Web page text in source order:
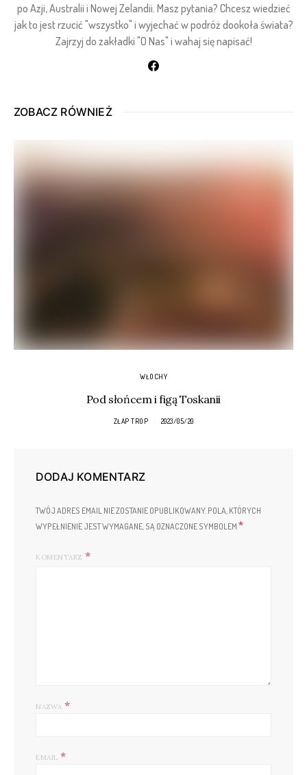
po Azji, Australii i Nowej Zelandii. Masz pytania? Chcesz wiedzieć
jak to jest rzucić "wszystko" i wyjechać w podróż dookoła świata?
Zajrzyj do zakładki "O Nas" i wahaj się napisać!
ZOBACZ RÓWNIEŻ
WŁOCHY
Pod słońcem i figą Toskanii
ZŁAP TROP 2023/05/20
DODAJ KOMENTARZ
TWÓJ ADRES EMAIL NIE ZOSTANIE OPUBLIKOWANY. POLA, KTÓRYCH
WYPEŁNIENIE JEST WYMAGANE, SĄ OZNACZONE SYMBOLEM *
KOMENTARZ
NAZWA *
EMAIL *